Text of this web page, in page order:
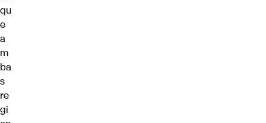
qu
e
a
m
ba
s
re
gi